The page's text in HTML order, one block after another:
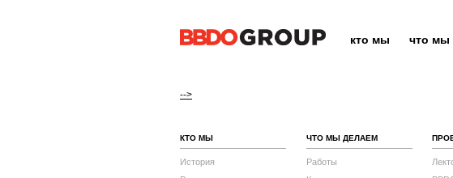
кто мы что мы
-->
КТО МЫ
История
ЧТО МЫ ДЕЛАЕМ
Работы